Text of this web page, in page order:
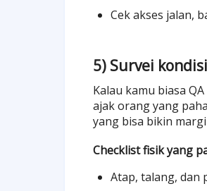
Cek akses jalan,
5) Survei
Kalau kamu biasa
ajak orang yang
yang bisa bikin
Checklist fisik yang
Atap, talang, dan